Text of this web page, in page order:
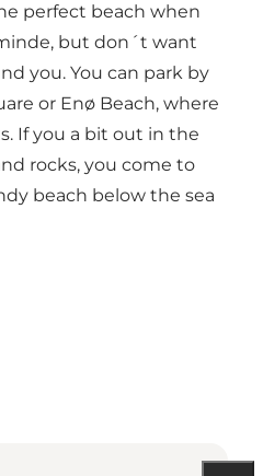
perfect beach when
but don´t want
you. You can park by
or Enø Beach, where
If you a bit out in the
rocks, you come to
beach below the sea